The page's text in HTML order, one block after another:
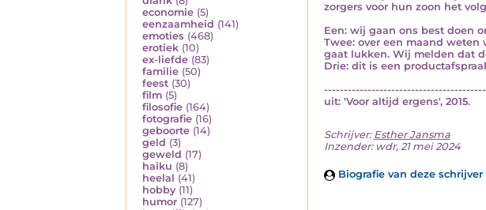
economie (5)
eenzaamheid (141)
emoties (468)
erotiek (10)
ex-liefde (83)
familie (50)
feest (30)
film (5)
filosofie (164)
fotografie (16)
geboorte (14)
geld (3)
geweld (17)
haiku (8)
heelal (41)
hobby (11)
humor (127)
zorgers voor hun zoon het
Een: wij gaan ons best doen
Twee: over een maand weten
gaat lukken. Wij melden dat
Drie: dit is een
-----------------------------------------
uit: 'Voor altijd ergens', 2015.
Schrijver: Esther Jansma
Inzender: wdr, 21 mei 2024
Biografie van deze schrijver